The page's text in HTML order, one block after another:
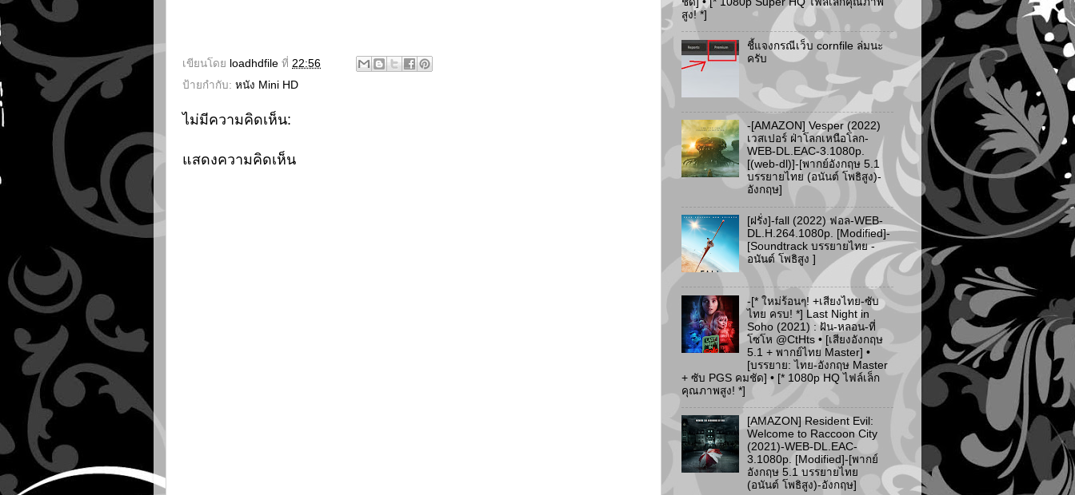
เขียนโดย loadhdfile ที่ 22:56
ป้ายกำกับ: หนัง Mini HD
ไม่มีความคิดเห็น:
แสดงความคิดเห็น
สูง! *]
ชี้แจงกรณีเว็บ cornfile ล่มนะ
ครับ
-[AMAZON] Vesper (2022)
เวสเปอร์ ฝ่าโลกเหนือโลก-
WEB-DL.EAC-3.1080p.
[(web-dl)]-[พากย์อังกฤษ 5.1
บรรยายไทย (อนันต์ โพธิสูง)-
อังกฤษ]
[ฝรั่ง]-fall (2022) ฟอล-WEB-
DL.H.264.1080p. [Modified]-
[Soundtrack บรรยายไทย -
อนันต์ โพธิสูง ]
-[* ใหม่ร้อนๆ! +เสียงไทย-ซับ
ไทย ครบ! *] Last Night in
Soho (2021) : ฝัน-หลอน-ที่
โซโห @CtHts • [เสียงอังกฤษ
5.1 + พากย์ไทย Master] •
[บรรยาย: ไทย-อังกฤษ Master
+ ซับ PGS คมชัด] • [* 1080p HQ ไฟล์เล็ก
คุณภาพสูง! *]
[AMAZON] Resident Evil:
Welcome to Raccoon City
(2021)-WEB-DL.EAC-
3.1080p. [Modified]-[พากย์
อังกฤษ 5.1 บรรยายไทย
(อนันต์ โพธิสูง)-อังกฤษ]